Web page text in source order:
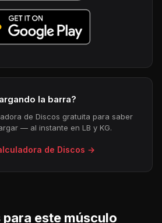
la barra?
de Discos gratuita para saber
— al instante en LB y KG.
de Discos →
este músculo